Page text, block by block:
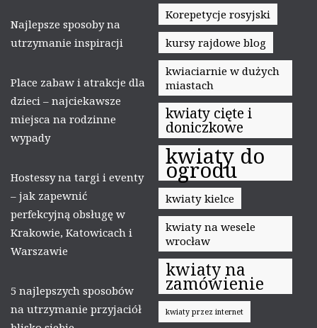
Najlepsze sposoby na
utrzymanie inspiracji
Place zabaw i atrakcje dla
dzieci – najciekawsze
miejsca na rodzinne
wypady
Hostessy na targi i eventy
– jak zapewnić
perfekcyjną obsługę w
Krakowie, Katowicach i
Warszawie
5 najlepszych sposobów
na utrzymanie przyjaciół
Korepetycje rosyjski
kursy rajdowe blog
kwiaciarnie w dużych
miastach
kwiaty cięte i
doniczkowe
kwiaty do
ogrodu
kwiaty kielce
kwiaty na wesele
wrocław
kwiaty na
zamówienie
kwiaty przez internet